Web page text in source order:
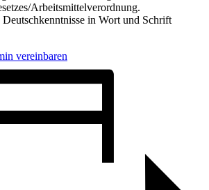
Arbeitsmittelverordnung.
in Wort und Schrift
vereinbaren